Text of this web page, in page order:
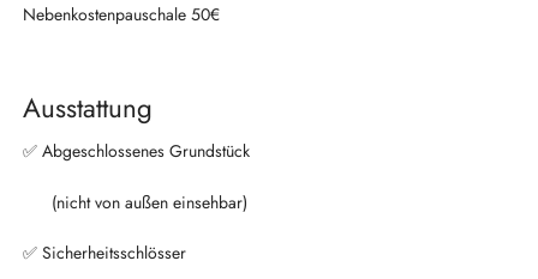
Nebenkostenpauschale 50€
Ausstattung
✅ Abgeschlossenes Grundstück
(nicht von außen einsehbar)
✅ Sicherheitsschlösser